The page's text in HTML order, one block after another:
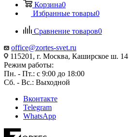
Корзина0
Избранные товары0
Сравнение товаров0
office@zortes-svet.ru
115201, г. Москва, Каширское ш. 14
Режим работы:
Пн. - Пт.: с 9:00 до 18:00
Сб. - Вс.: Выходной
Вконтакте
Telegram
WhatsApp